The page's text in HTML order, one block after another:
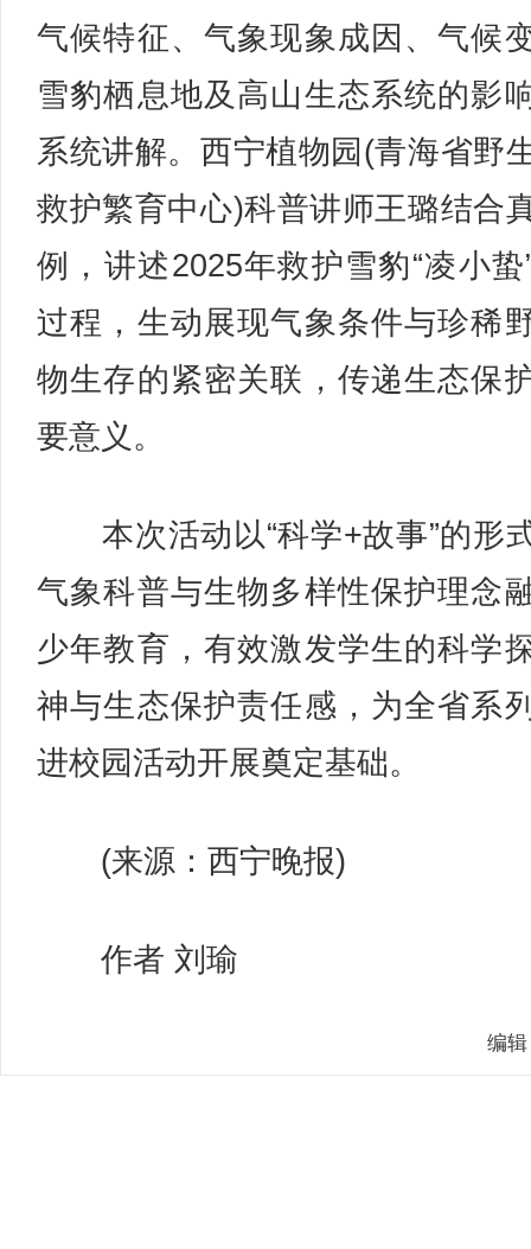
气候特征、气象现象成因、气候
雪豹栖息地及高山生态系统的影
系统讲解。西宁植物园(青海省野
救护繁育中心)科普讲师王璐结合
例，讲述2025年救护雪豹“凌小蛰
过程，生动展现气象条件与珍稀
物生存的紧密关联，传递生态保
要意义。
本次活动以“科学+故事”的形
气象科普与生物多样性保护理念
少年教育，有效激发学生的科学
神与生态保护责任感，为全省系
进校园活动开展奠定基础。
(来源：西宁晚报)
作者 刘瑜
编